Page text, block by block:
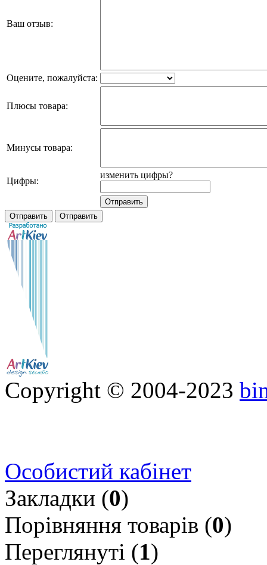
Ваш отзыв:
Оцените, пожалуйста:
Плюсы товара:
Минусы товара:
Цифры:
изменить цифры?
Copyright © 2004-2023
Особистий кабінет
Закладки (0)
Порівняння товарів (0)
Переглянуті (1)